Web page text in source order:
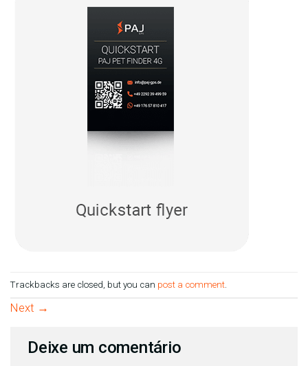
Trackbacks are closed, but you can post a comment.
Next →
Deixe um comentário